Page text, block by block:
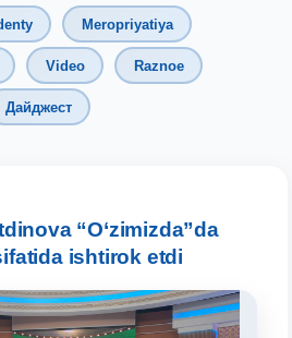
Meropriyatiya
Video Raznoe
Дайджест
“O‘zimizda”da
ishtirok etdi
ТГЮУ
обращения по
появятся